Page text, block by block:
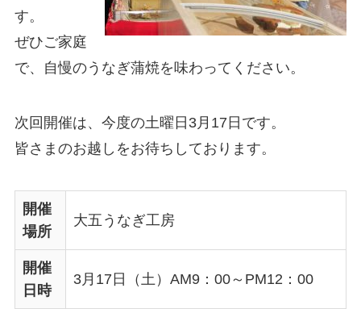
す。
ぜひご家庭
で、自慢のうなぎ蒲焼を味わってください。
次回開催は、今度の土曜日3月17日です。
皆さまのお越しをお待ちしております。
開催
場所
大五うなぎ工房
開催
日時
3月17日（土）AM9：00～PM12：00